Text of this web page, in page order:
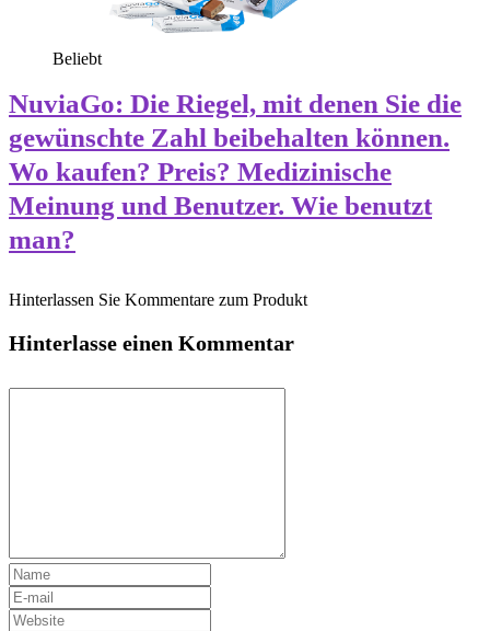
Beliebt
NuviaGo: Die Riegel, mit denen Sie die
gewünschte Zahl beibehalten können.
Wo kaufen? Preis? Medizinische
Meinung und Benutzer. Wie benutzt
man?
Hinterlassen Sie Kommentare zum Produkt
Hinterlasse einen Kommentar